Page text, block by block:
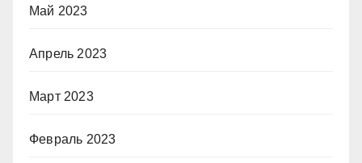
Май 2023
Апрель 2023
Март 2023
Февраль 2023